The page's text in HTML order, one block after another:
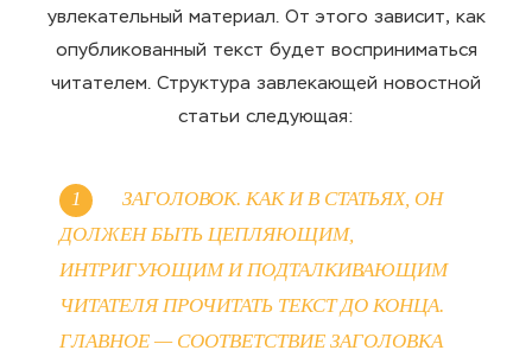
увлекательный материал. От этого зависит, как
опубликованный текст будет восприниматься
читателем. Структура завлекающей новостной
статьи следующая:
ЗАГОЛОВОК. КАК И В СТАТЬЯХ, ОН
ДОЛЖЕН БЫТЬ ЦЕПЛЯЮЩИМ,
ИНТРИГУЮЩИМ И ПОДТАЛКИВАЮЩИМ
ЧИТАТЕЛЯ ПРОЧИТАТЬ ТЕКСТ ДО КОНЦА.
ГЛАВНОЕ — СООТВЕТСТВИЕ ЗАГОЛОВКА